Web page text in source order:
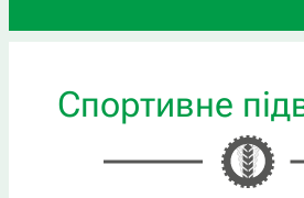
Спортивне